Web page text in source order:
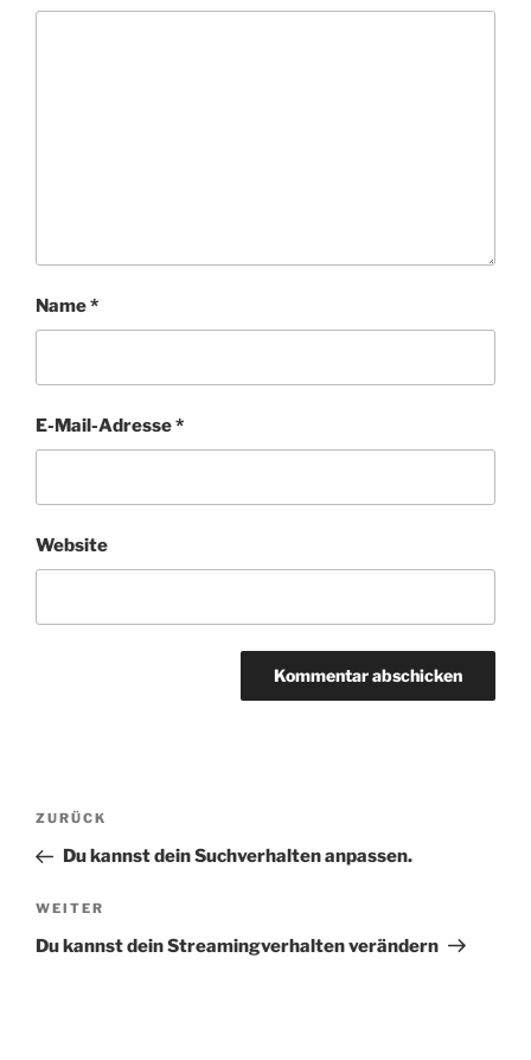
Name*
E-Mail-Adresse*
Website
Beitragsnavigation
Vorheriger
Beitrag
ZURÜCK
Du kannst dein Suchverhalten anpassen.
Nächster
Beitrag
WEITER
Du kannst dein Streamingverhalten verändern